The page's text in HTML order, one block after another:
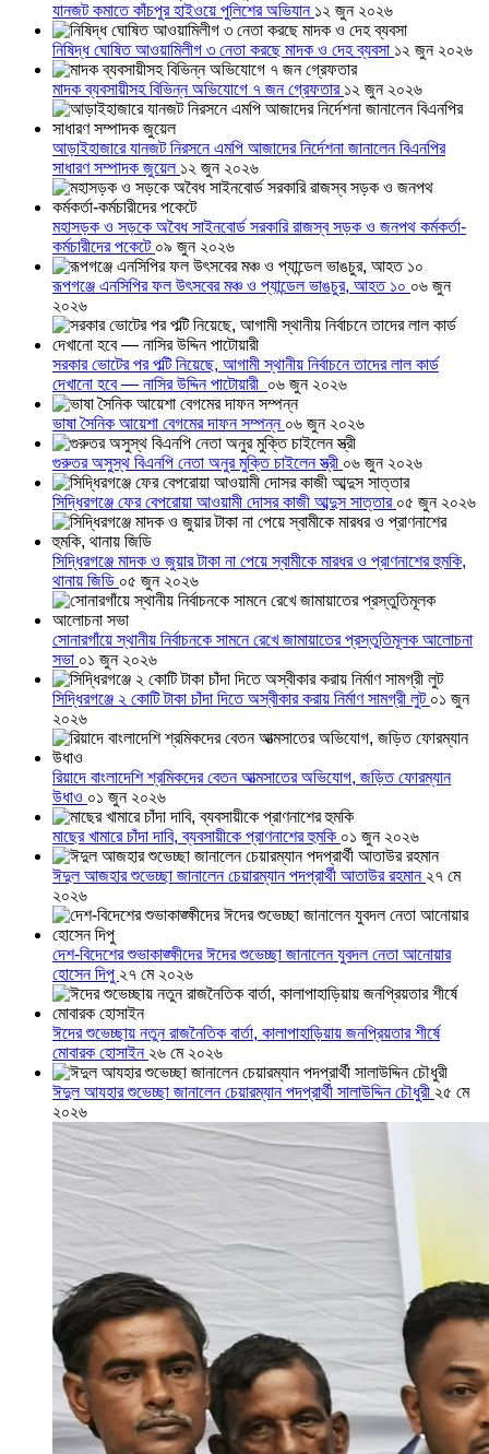
যানজট কমাতে কাঁচপুর হাইওয়ে পুলিশের অভিযান ১২ জুন ২০২৬
নিষিদ্ধ ঘোষিত আওয়ামিলীগ ৩ নেতা করছে মাদক ও দেহ ব্যবসা ১২ জুন ২০২৬
মাদক ব্যবসায়ীসহ বিভিন্ন অভিযোগে ৭ জন গ্রেফতার ১২ জুন ২০২৬
আড়াইহাজারে যানজট নিরসনে এমপি আজাদের নির্দেশনা জানালেন বিএনপির
সাধারণ সম্পাদক জুয়েল ১২ জুন ২০২৬
মহাসড়ক ও সড়কে অবৈধ সাইনবোর্ড সরকারি রাজস্ব সড়ক ও জনপথ কর্মকর্তা-
কর্মচারীদের পকেটে ০৯ জুন ২০২৬
রূপগঞ্জে এনসিপির ফল উৎসবের মঞ্চ ও প্যান্ডেল ভাঙচুর, আহত ১০ ০৬ জুন
২০২৬
সরকার ভোটের পর পল্টি নিয়েছে, আগামী স্থানীয় নির্বাচনে তাদের লাল কার্ড
দেখানো হবে — নাসির উদ্দিন পাটোয়ারী ০৬ জুন ২০২৬
ভাষা সৈনিক আয়েশা বেগমের দাফন সম্পন্ন ০৬ জুন ২০২৬
গুরুতর অসুস্থ বিএনপি নেতা অনুর মুক্তি চাইলেন স্ত্রী ০৬ জুন ২০২৬
সিদ্ধিরগঞ্জে ফের বেপরোয়া আওয়ামী দোসর কাজী আব্দুস সাত্তার ০৫ জুন ২০২৬
সিদ্ধিরগঞ্জে মাদক ও জুয়ার টাকা না পেয়ে স্বামীকে মারধর ও প্রাণনাশের হুমকি,
থানায় জিডি ০৫ জুন ২০২৬
সোনারগাঁয়ে স্থানীয় নির্বাচনকে সামনে রেখে জামায়াতের প্রস্তুতিমূলক আলোচনা
সভা ০১ জুন ২০২৬
সিদ্ধিরগঞ্জে ২ কোটি টাকা চাঁদা দিতে অস্বীকার করায় নির্মাণ সামগ্রী লুট ০১ জুন
২০২৬
রিয়াদে বাংলাদেশি শ্রমিকদের বেতন আত্মসাতের অভিযোগ, জড়িত ফোরম্যান
উধাও ০১ জুন ২০২৬
মাছের খামারে চাঁদা দাবি, ব্যবসায়ীকে প্রাণনাশের হুমকি ০১ জুন ২০২৬
ঈদুল আজহার শুভেচ্ছা জানালেন চেয়ারম্যান পদপ্রার্থী আতাউর রহমান ২৭ মে
২০২৬
দেশ-বিদেশের শুভাকাঙ্ক্ষীদের ঈদের শুভেচ্ছা জানালেন যুবদল নেতা আনোয়ার
হোসেন দিপু ২৭ মে ২০২৬
ঈদের শুভেচ্ছায় নতুন রাজনৈতিক বার্তা, কালাপাহাড়িয়ায় জনপ্রিয়তার শীর্ষে
মোবারক হোসাইন ২৬ মে ২০২৬
ঈদুল আযহার শুভেচ্ছা জানালেন চেয়ারম্যান পদপ্রার্থী সালাউদ্দিন চৌধুরী ২৫ মে
২০২৬